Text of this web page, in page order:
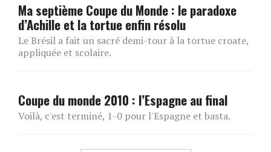
Ma septième Coupe du Monde : le paradoxe
d’Achille et la tortue enfin résolu
Le Brésil a fait un sacré demi-tour à la tortue croate,
appliquée et scolaire.
Coupe du monde 2010 : l’Espagne au final
Voilà, c'est terminé, 1-0 pour l'Espagne et basta.